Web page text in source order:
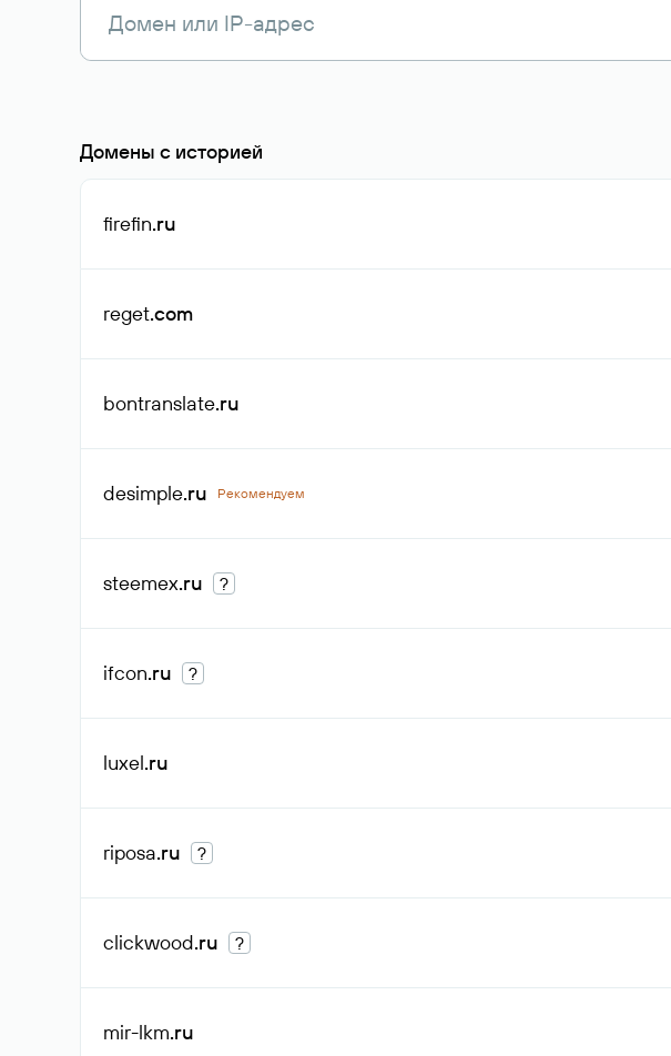
Домены с историей
firefin.ru
reget.com
bontranslate.ru
desimple.ru Рекомендуем
steemex.ru ?
ifcon.ru ?
luxel.ru
riposa.ru ?
clickwood.ru ?
mir-lkm.ru